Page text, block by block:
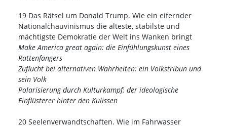
19 Das Rätsel um Donald Trump. Wie ein eifernder
Nationalchauvinismus die älteste, stabilste und
mächtigste Demokratie der Welt ins Wanken bringt
Make America great again: die Einfühlungskunst eines
Rattenfängers
Zuflucht bei alternativen Wahrheiten: ein Volkstribun und
sein Volk
Polarisierung durch Kulturkampf: der ideologische
Einflüsterer hinter den Kulissen
20 Seelenverwandtschaften. Wie im Fahrwasser